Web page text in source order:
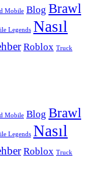
Mobile Blog Brawl
Legends Nasıl
Roblox Truck
Mobile Blog Brawl
Legends Nasıl
Roblox Truck